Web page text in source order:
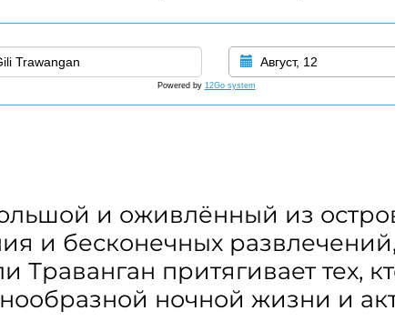
Август, 12
Powered by 12Go system
и оживлённый из
и бесконечных
Траванган притягивает тех,
ночной жизни и